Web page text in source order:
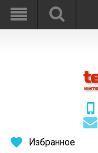
Избранное